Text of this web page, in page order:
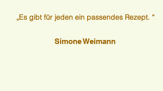
„Es gibt für jeden ein passendes Rezept. “
Simone Weimann